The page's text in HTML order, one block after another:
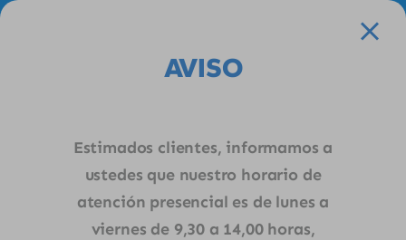
Nuestra empresa nace el año 2009 con la iniciativa de
AVISO
Estimados clientes, informamos a
ustedes que nuestro horario de
atención presencial es de lunes a
viernes de 9,30 a 14,00 horas,